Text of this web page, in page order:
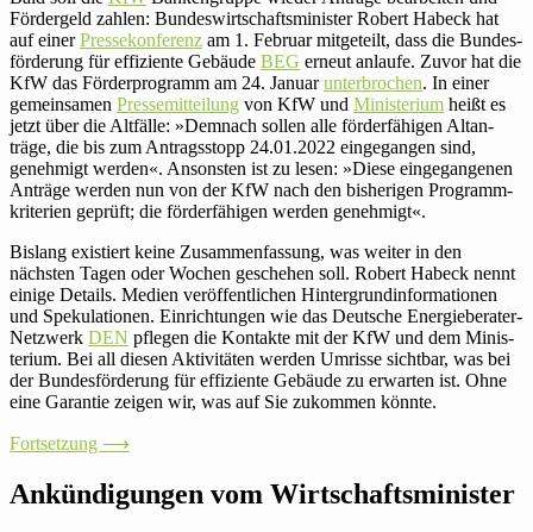
För­der­geld zahlen: Bun­des­wirt­schafts­mi­nister Robert Habeck hat
auf einerPres­se­kon­fe­renz am 1. Februar mit­ge­teilt, dass die Bun­des­
för­de­rung für effi­zi­ente Gebäude BEG erneut anlaufe. Zuvor hat die
KfW das För­der­pro­gramm am 24. Januarunter­bro­chen. In einer
gemein­samen Pres­se­mit­tei­lung von KfW und Minis­te­rium heißt es
jetzt über die Alt­fälle: »Demnach sollen alle för­der­fä­higen Alt­an­
träge, die bis zum Antrags­stopp 24.01.2022 ein­ge­gangen sind,
geneh­migt werden«. Ansonsten ist zu lesen: »Diese ein­ge­gan­genen
Anträge werden nun von der KfW nach den bis­he­rigen Pro­gramm­
kri­te­rien geprüft; die för­der­fä­higen werden genehmigt«.
Bislang exis­tiert keine Zusam­men­fas­sung, was weiter in den
nächsten Tagen oder Wochen geschehen soll. Robert Habeck nennt
einige Details. Medien ver­öf­fent­li­chen Hin­ter­grund­in­for­ma­tionen
und Spe­ku­la­tionen. Ein­rich­tungen wie das Deut­sche Ener­gie­be­rater-
Netz­werk DEN pflegen die Kon­takte mit der KfW und dem Minis­
te­rium. Bei all diesen Akti­vi­täten werden Umrisse sichtbar, was bei
der Bun­des­för­de­rung für effi­zi­ente Gebäude zu erwarten ist. Ohne
eine Garantie zeigen wir, was auf Sie zukommen könnte.
Fort­set­zung ⟶
Ankün­di­gungen vom Wirtschaftsminister